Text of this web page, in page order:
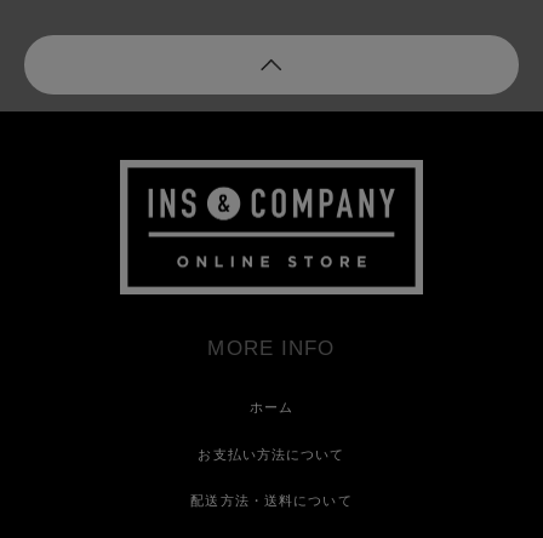
MORE INFO
ホーム
お支払い方法について
配送方法・送料について